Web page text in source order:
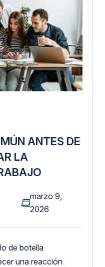
ANTES DE
LA
marzo 9,
2026
de botella
una reacción